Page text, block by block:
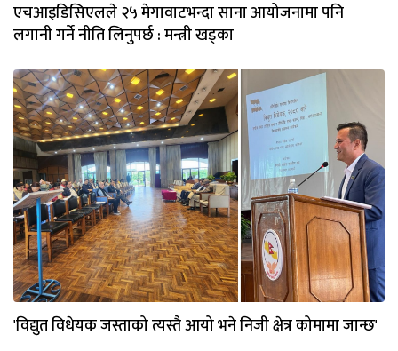
एचआइडिसिएलले २५ मेगावाटभन्दा साना आयोजनामा पनि
लगानी गर्ने नीति लिनुपर्छ : मन्त्री खड्का
'विद्युत विधेयक जस्ताको त्यस्तै आयो भने निजी क्षेत्र कोमामा जान्छ'